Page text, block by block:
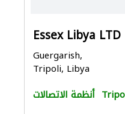
Essex Libya LTD
Guergarish,
Tripoli, Libya
أنظمة الاتصالات